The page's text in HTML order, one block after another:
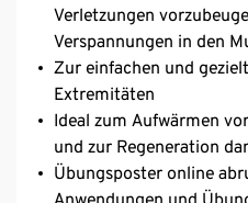
Verletzungen
Verspannungen in den
Zur einfachen und
Extremitäten
Ideal zum Aufwärmen
und zur Regeneration
Übungsposter online